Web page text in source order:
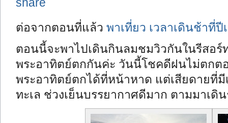
ต่อจากตอนที่แล้ว พาเที่ยว เวลาเดินช้าที่
ตอนนี้จะพาไปเดินกินลมชมวิวกันในรีสอร์
พระอาทิตย์ตกกันค่ะ วันนี้โชคดีฝนไม่ตกต
พระอาทิตย์ตกได้ที่หน้าหาด แต่เสียดายที่
ทะเล ช่วงเย็นบรรยากาศดีมาก ตามมาเดิ